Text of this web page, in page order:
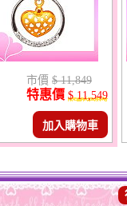
市價 $ 11,849
特惠價 $ 11,549
加入購物車